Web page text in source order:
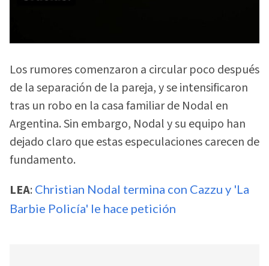
Los rumores comenzaron a circular poco después
de la separación de la pareja, y se intensificaron
tras un robo en la casa familiar de Nodal en
Argentina. Sin embargo, Nodal y su equipo han
dejado claro que estas especulaciones carecen de
fundamento.
LEA: Christian Nodal termina con Cazzu y 'La
Barbie Policía' le hace petición